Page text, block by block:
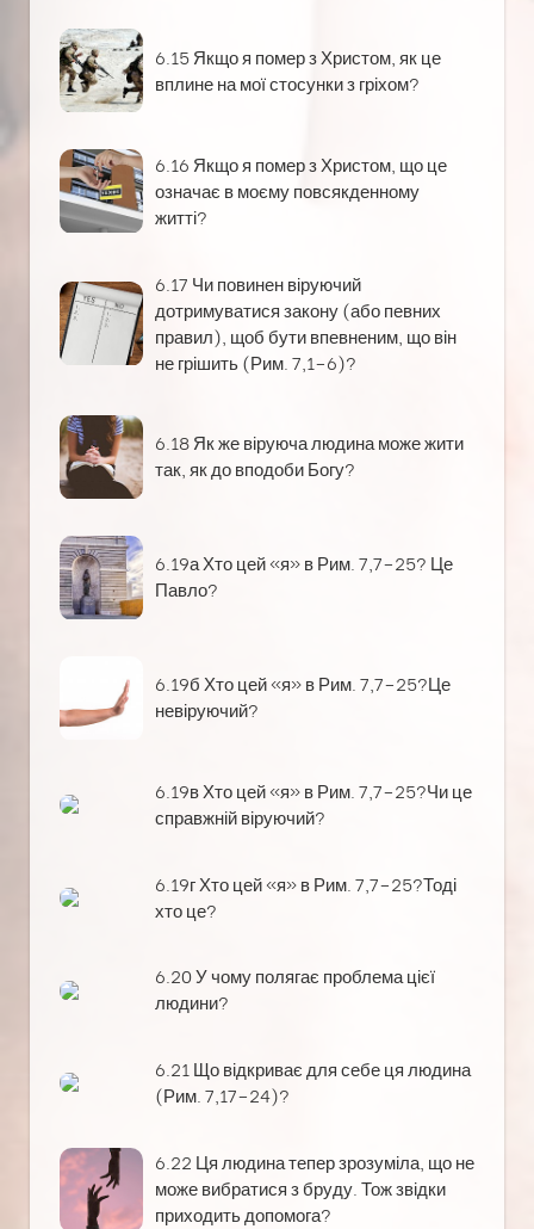
6.15 Якщо я помер з Христом, як це
вплине на мої стосунки з гріхом?
6.16 Якщо я помер з Христом, що це
означає в моєму повсякденному
житті?
6.17 Чи повинен віруючий
дотримуватися закону (або певних
правил), щоб бути впевненим, що він
не грішить (Рим. 7,1–6)?
6.18 Як же віруюча людина може жити
так, як до вподоби Богу?
6.19а Хто цей «я» в Рим. 7,7–25? Це
Павло?
6.19б Хто цей «я» в Рим. 7,7–25?Це
невіруючий?
6.19в Хто цей «я» в Рим. 7,7–25?Чи це
справжній віруючий?
6.19г Хто цей «я» в Рим. 7,7–25?Тоді
хто це?
6.20 У чому полягає проблема цієї
людини?
6.21 Що відкриває для себе ця людина
(Рим. 7,17–24)?
6.22 Ця людина тепер зрозуміла, що не
може вибратися з бруду. Тож звідки
приходить допомога?